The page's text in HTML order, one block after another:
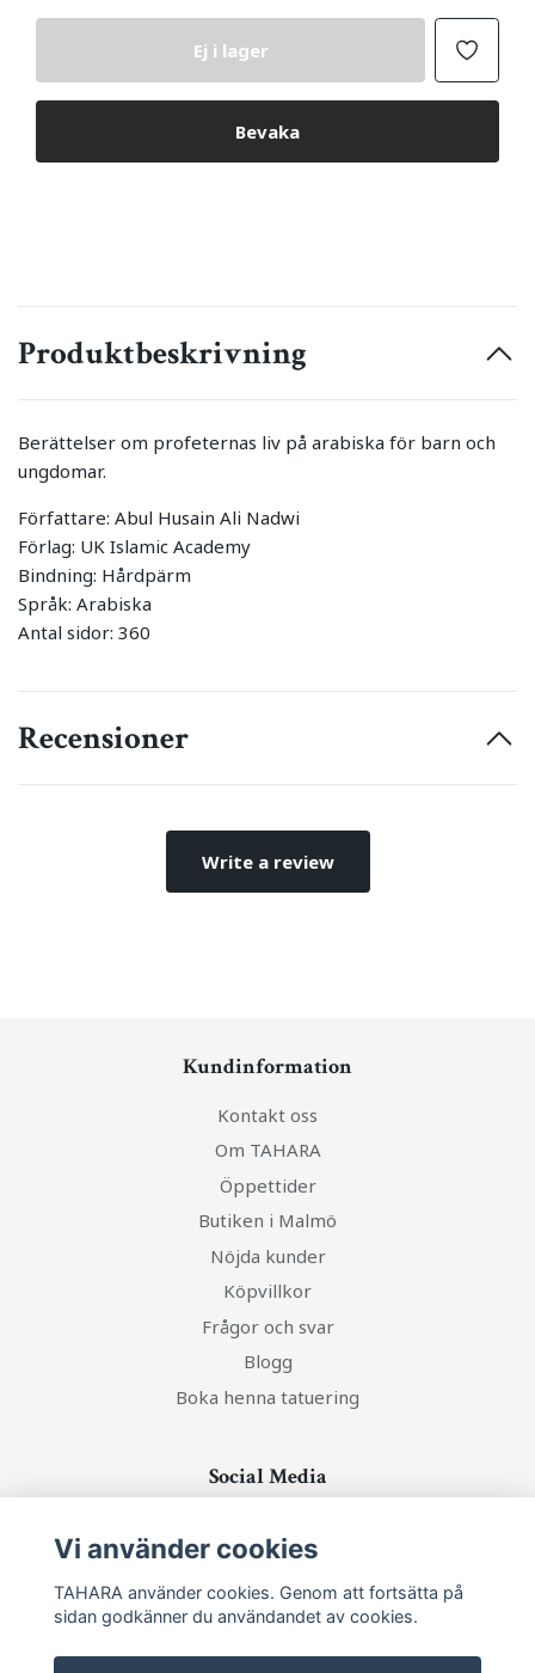
Ej i lager
Bevaka
Produktbeskrivning
Berättelser om profeternas liv på arabiska för barn och
ungdomar.
Författare: Abul Husain Ali Nadwi
Förlag: UK Islamic Academy
Bindning: Hårdpärm
Språk: Arabiska
Antal sidor: 360
Recensioner
Write a review
Kundinformation
Kontakt oss
Om TAHARA
Öppettider
Butiken i Malmö
Nöjda kunder
Köpvillkor
Frågor och svar
Blogg
Boka henna tatuering
Social Media
Ta del av senaste nytt och unika erbjudanden!
Vi använder cookies
TAHARA använder cookies. Genom att fortsätta på
sidan godkänner du användandet av cookies.